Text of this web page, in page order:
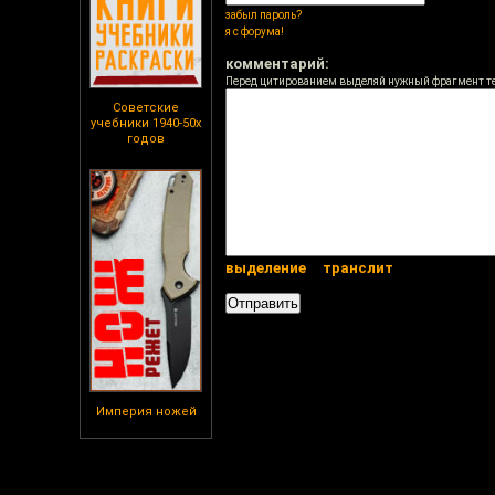
Советские
учебники 1940-50х
годов
Империя ножей
забыл пароль?
я с форума!
комментарий:
Перед цитированием выделяй нужный фрагмент
выделение транслит